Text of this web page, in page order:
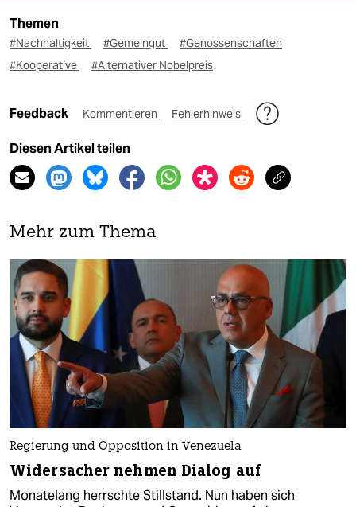
Themen
#Nachhaltigkeit #Gemeingut
#Genossenschaften
#Kooperative
#Alternativer Nobelpreis
Feedback Kommentieren Fehlerhinweis
Diesen Artikel teilen
Mehr zum Thema
Regierung und Opposition in Venezuela
Widersacher nehmen Dialog auf
Monatelang herrschte Stillstand. Nun haben sich